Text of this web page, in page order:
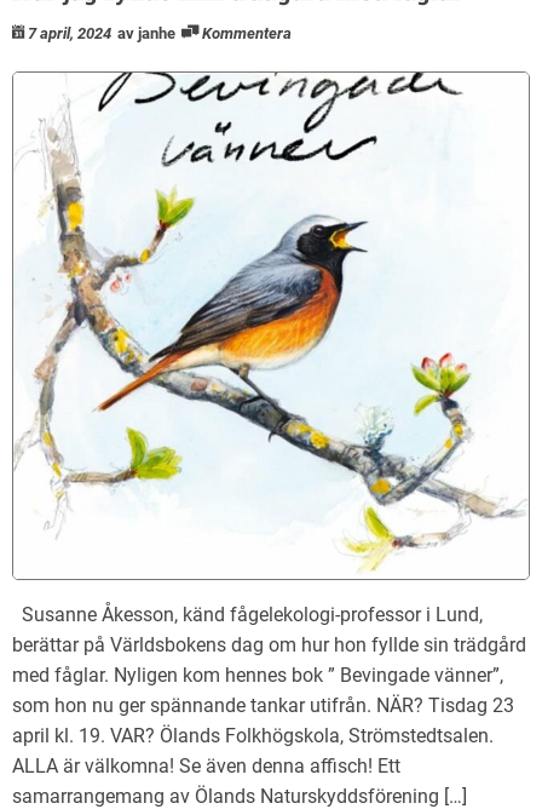
7 april, 2024 av janhe Kommentera
Susanne Åkesson, känd fågelekologi-professor i Lund,
berättar på Världsbokens dag om hur hon fyllde sin trädgård
med fåglar. Nyligen kom hennes bok ” Bevingade vänner”,
som hon nu ger spännande tankar utifrån. NÄR? Tisdag 23
april kl. 19. VAR? Ölands Folkhögskola, Strömstedtsalen.
ALLA är välkomna! Se även denna affisch! Ett
samarrangemang av Ölands Naturskyddsförening […]